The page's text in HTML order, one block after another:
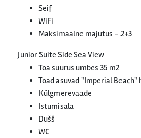
Seif
WiFi
Maksimaalne majutus – 2+3
Junior Suite Side Sea View
Toa suurus umbes 35 m2
Toad asuvad "Imperial Beach"
Külgmerevaade
Istumisala
Dušš
WC